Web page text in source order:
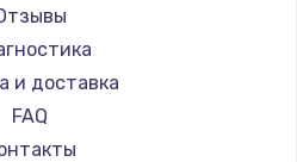
DEXP
Teclast
CHUWI
Colorful
Getac
Epson
Philips
LG
и доставка
FAQ